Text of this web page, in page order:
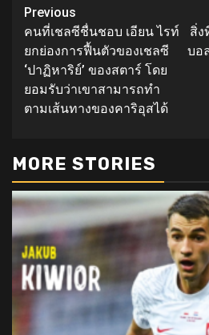
Continue
Reading
Previous
คนที่เชลซีชื่นชอบ เอียน ไรท์
ยกย่องการฟื้นตัวของเชลซี
‘ปาฏิหาริย์’ ของสตาร์ โดย
ยอมรับว่าเขาสามารถทำ
ตามเส้นทางของคาริอุสได้
สิ่ง
บอ
MORE STORIES